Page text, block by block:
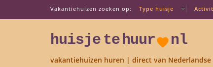
Vakantiehuizen zoeken op: Type huisje
huisje tehuur nl
vakantiehuizen huren | direct van Nederlandse